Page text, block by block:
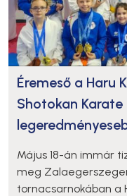
Éremeső a Haru
Shotokan
Május 18-án immár
meg
tornacsarnokában a